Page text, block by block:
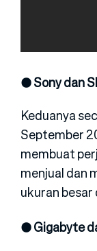
● Sony dan
Keduanya
September
membuat
menjual dan
ukuran besar
● Gigabyte